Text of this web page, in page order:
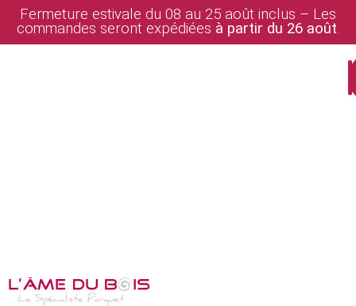
Fermeture estivale du 08 au 25 août inclus – Les
commandes seront expédiées à partir du 26 août.